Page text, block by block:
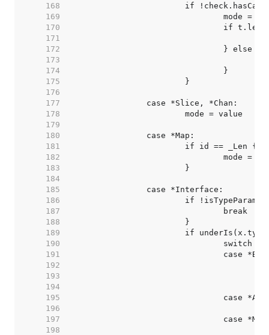
   168
   169
   170
   171
   172
   173
   174
   175
   176
   177
   178
   179
   180
   181
   182
   183
   184
   185
   186
   187
   188
   189
   190
   191
   192
   193
   194
   195
   196
   197
   198